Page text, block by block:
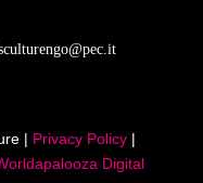
| Privacy Policy|
Digital